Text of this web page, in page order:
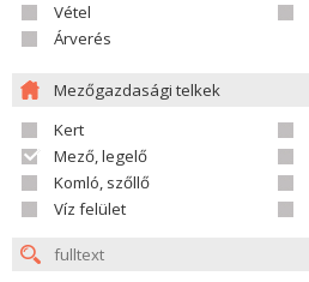
Vétel
Árverés
Mezőgazdasági telkek
Kert
Mező, legelő
Komló, szőllő
Víz felület